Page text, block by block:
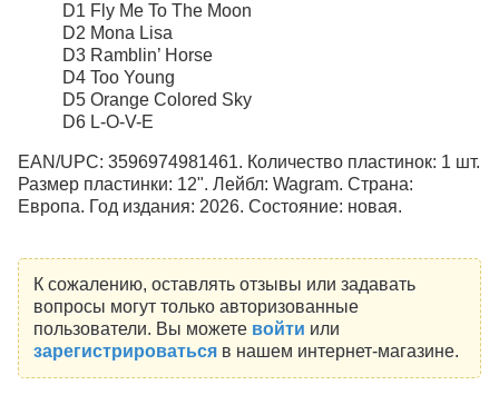
D1 Fly Me To The Moon
D2 Mona Lisa
D3 Ramblin’ Horse
D4 Too Young
D5 Orange Colored Sky
D6 L-O-V-E
EAN/UPC: 3596974981461. Количество пластинок: 1 шт.
Размер пластинки: 12". Лейбл: Wagram. Страна:
Европа. Год издания: 2026. Состояние: новая.
К сожалению, оставлять отзывы или задавать
вопросы могут только авторизованные
пользователи. Вы можете войти или
зарегистрироватьсяв нашем интернет-магазине.